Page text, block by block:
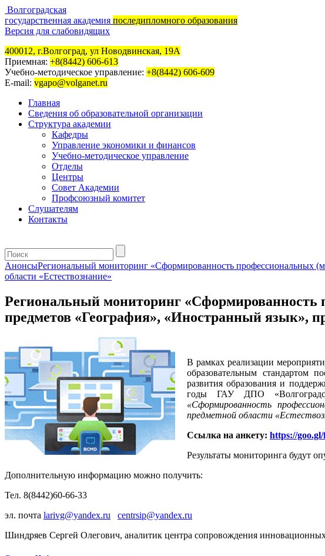
Волгоградская
государственная академия последипломного образования
Версия для слабовидящих
400012, г.Волгоград, ул Новодвинская, 19А
Приемная: +8(8442) 606-613
Учебно-методическое управление: +8(8442) 606-609
E-mail: vgapo@volganet.ru
Главная
Сведения об образовательной организации
Структура академии
Кафедры
Управление экономики и финансов
Учебно-методическое управление
Отделы
Центры
Совет Академии
Профсоюзный комитет
Слушателям
Контакты
АнонсыРегиональный мониторинг «Сформированность профессиональных
области «Естествознание»
Региональный мониторинг
предметов «География», «Иностранный язык»,
В рамках реализации
образовательным стандартом
развития образования и
годы ГАУ ДПО
«Сформированность
предметной области
Ссылка на анкету: https://
Результаты мониторинга будут
Дополнительную информацию можно получить:
Тел. 8(8442)60-66-33
эл. почта larivg@yandex.ru
centrsip@yandex.ru
Шиндряев Сергей Олегович, аналитик центра сопровождения